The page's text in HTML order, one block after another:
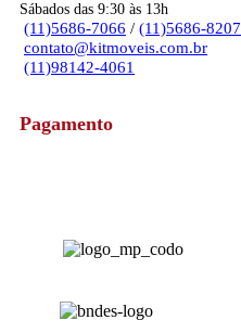
Sábados das 9:30 às 13h
(11)5686-7066 / (11)5686-8207
contato@kitmoveis.com.br
(11)98142-4061
Pagamento